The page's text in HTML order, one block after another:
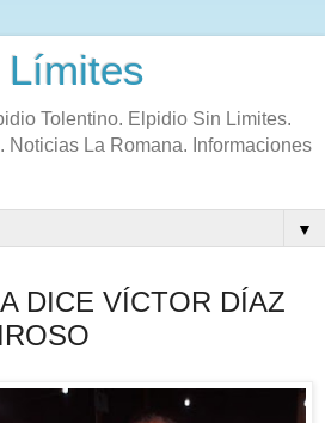
Límites
Tolentino. Elpidio Sin Limites.
Noticias La Romana. Informaciones
▼
DICE VÍCTOR DÍAZ